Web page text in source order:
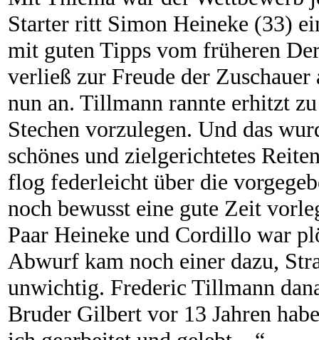
Starter ritt Simon Heineke (33)
mit guten Tipps vom früheren
verließ zur Freude der
nun an. Tillmann rannte erhitzt
Stechen vorzulegen. Und das
schönes und zielgerichtetes
flog federleicht über die
noch bewusst eine gute Zeit
Paar Heineke und Cordillo war
Abwurf kam noch einer dazu,
unwichtig. Frederic Tillmann
Bruder Gilbert vor 13 Jahren